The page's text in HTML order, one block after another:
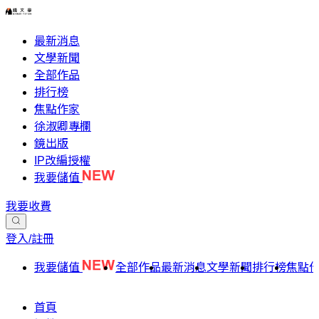
最新消息
文學新聞
全部作品
排行榜
焦點作家
徐淑卿專欄
鏡出版
IP改編授權
我要儲值
我要收費
登入/註冊
我要儲值 全部作品最新消息文學新聞排行榜焦點
首頁